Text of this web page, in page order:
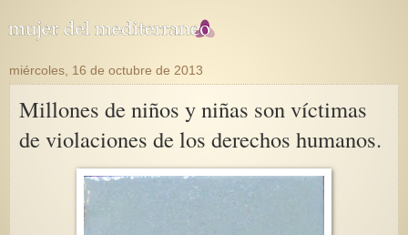
miércoles, 16 de octubre de 2013
Millones de niños y niñas son víctimas
de violaciones de los derechos humanos.